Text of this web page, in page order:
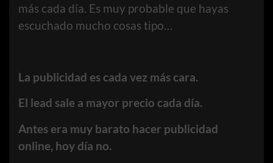
más cada día. Es muy probable que hayas
escuchado mucho cosas tipo…
La publicidad es cada vez más cara.
El lead sale a mayor precio cada día.
Antes era muy barato hacer publicidad
online, hoy día no.